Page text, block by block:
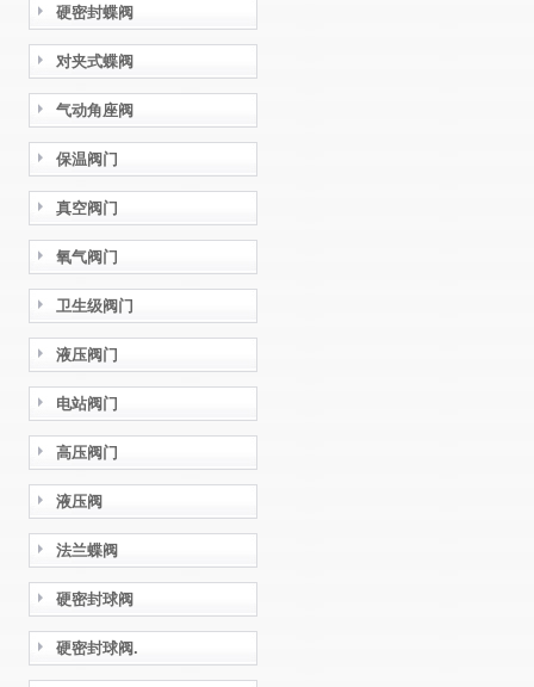
硬密封蝶阀
对夹式蝶阀
气动角座阀
保温阀门
真空阀门
氧气阀门
卫生级阀门
液压阀门
电站阀门
高压阀门
液压阀
法兰蝶阀
硬密封球阀
硬密封球阀.